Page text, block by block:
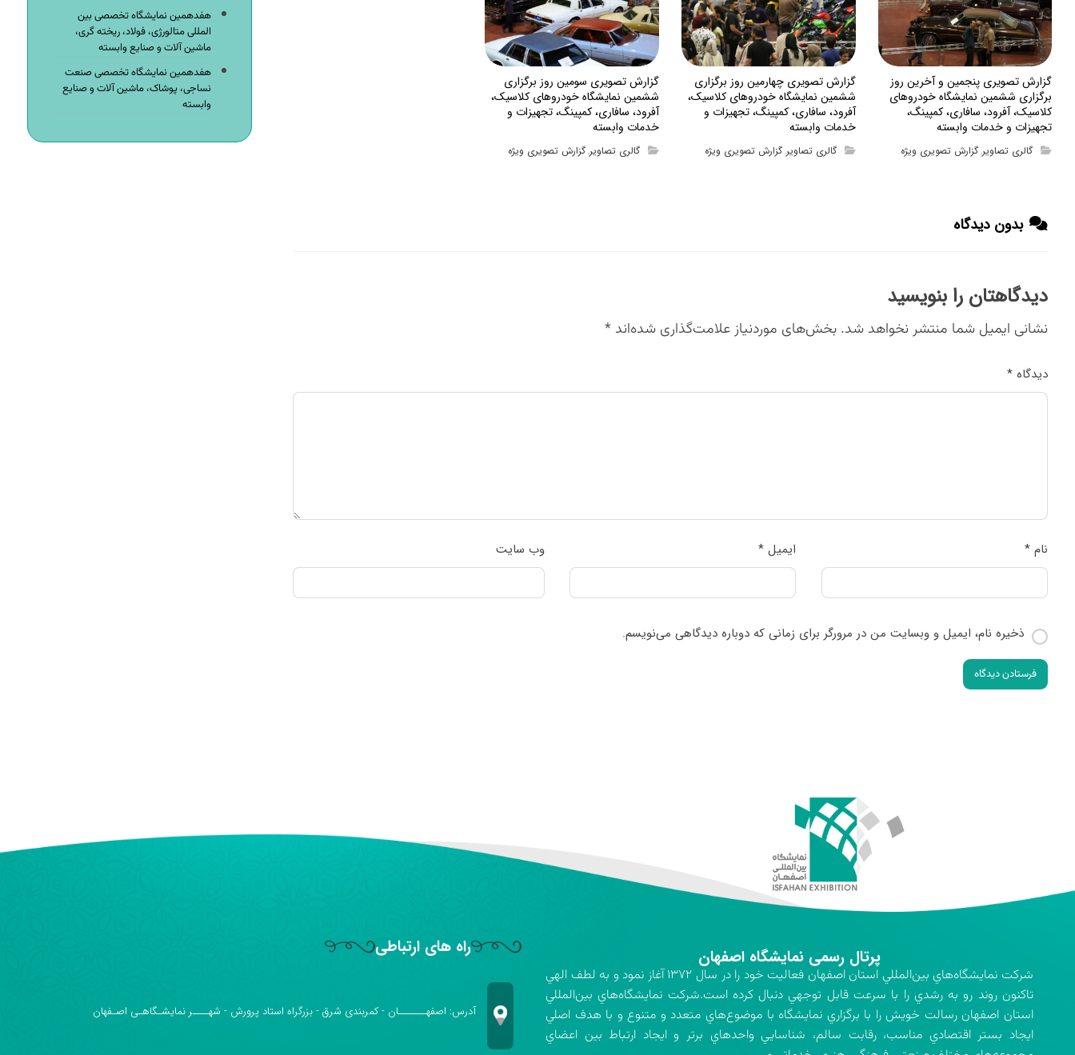
گزارش تصویری پنجمین و آخرین روز
برگزاری ششمین نمایشگاه خودروهای
کلاسیک، آفرود، سافاری، کمپینگ،
تجهیزات و خدمات وابسته
گالری تصاویر,گزارش تصویری ویژه
گزارش تصویری چهارمین روز برگزاری
ششمین نمایشگاه خودروهای کلاسیک،
آفرود، سافاری، کمپینگ، تجهیزات و
خدمات وابسته
گالری تصاویر,گزارش تصویری ویژه
گزارش تصویری سومین روز برگزاری
ششمین نمایشگاه خودروهای کلاسیک،
آفرود، سافاری، کمپینگ، تجهیزات و
خدمات وابسته
گالری تصاویر,گزارش تصویری ویژه
بدون دیدگاه
دیدگاهتان را بنویسید
نشانی ایمیل شما منتشر نخواهد شد. بخش‌های موردنیاز علامت‌گذاری شده‌اند *
دیدگاه *
نام * ایمیل * وب‌ سایت
ذخیره نام، ایمیل و وبسایت من در مرورگر برای زمانی که دوباره دیدگاهی می‌نویسم.
فرستادن دیدگاه
هفدهمین نمایشگاه تخصصی بین
المللی متالورژی، فولاد، ریخته گری،
ماشین آلات و صنایع وابسته
هفدهمین نمایشگاه تخصصی صنعت
نساجی، پوشاک، ماشین آلات و صنایع
وابسته
پرتال رسمی نمایشگاه اصفهان
شركت نمايشگاه‌هاي بين‌المللي استان اصفهان فعاليت خود را در سال ۱۳۷۲ آغاز نمود و به لطف الهي
تاكنون روند رو به رشدي را با سرعت قابل توجهي دنبال كرده است.شركت نمايشگاه‌هاي بين‌المللي
استان اصفهان رسالت خويش را با برگزاري نمايشگاه با موضوع‌هاي متعدد و متنوع و با هدف اصلي
ايجاد بستر اقتصادي مناسب، رقابت سالم، شناسايي واحدهاي برتر و ايجاد ارتباط بين اعضاي
راه های ارتباطی
آدرس: اصفهـــــــان - کمربندی شرق - بزرگراه استاد پرورش - شهــــر نمایشـگاهـی اصـفهان